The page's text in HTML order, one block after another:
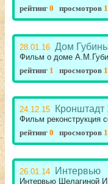
рейтинг 0 просмотров
28.01.16 Дом
Фильм о доме
рейтинг 1 просмотров
24.12.15 Кронштадт
Фильм реконструкция
рейтинг 0 просмотров
26.01.14 Интервью
Интервью Шелагиной